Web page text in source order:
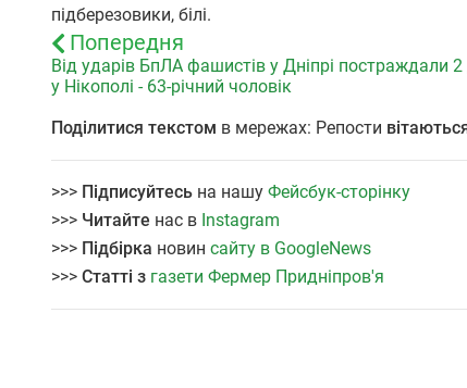
підберезовики, білі.
Попередня
Від ударів БпЛА фашистів у Дніпрі постраждали
у Нікополі - 63-річний чоловік
Поділитися текстом в мережах: Репости
>>> Підписуйтесь на нашу Фейсбук-сторінку
>>> Читайте нас в Instagram
>>> Підбірка новин сайту в GoogleNews
>>> Статті з газети Фермер Придніпров'я